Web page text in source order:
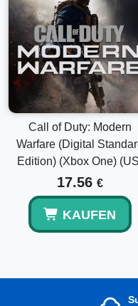
Call of Duty: Modern
Warfare (Digital
Edition) (Xbox One)
17.56 €
KAUFEN